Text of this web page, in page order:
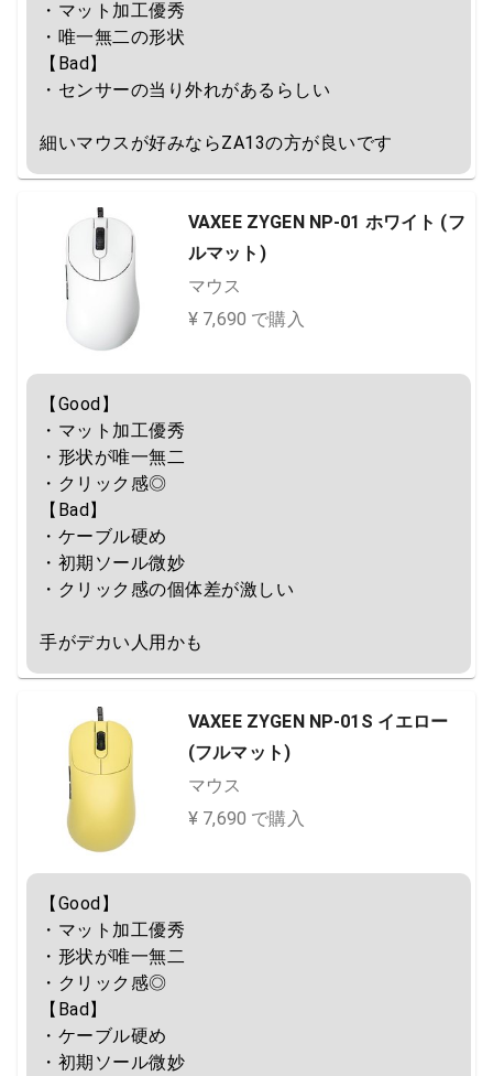
・マット加工優秀
・唯一無二の形状
【Bad】
・センサーの当り外れがあるらしい
細いマウスが好みならZA13の方が良いです
VAXEE ZYGEN NP-01 ホワイト (フ
ルマット)
マウス
¥ 7,690 で購入
【Good】
・マット加工優秀
・形状が唯一無二
・クリック感◎
【Bad】
・ケーブル硬め
・初期ソール微妙
・クリック感の個体差が激しい
手がデカい人用かも
VAXEE ZYGEN NP-01S イエロー
(フルマット)
マウス
¥ 7,690 で購入
【Good】
・マット加工優秀
・形状が唯一無二
・クリック感◎
【Bad】
・ケーブル硬め
・初期ソール微妙